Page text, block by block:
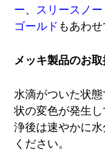
ー、 スリースノ
ゴールド もあわせ
メッキ製品のお
水滴がついた状
状の変色が発生
浄後は速やかに
ください。